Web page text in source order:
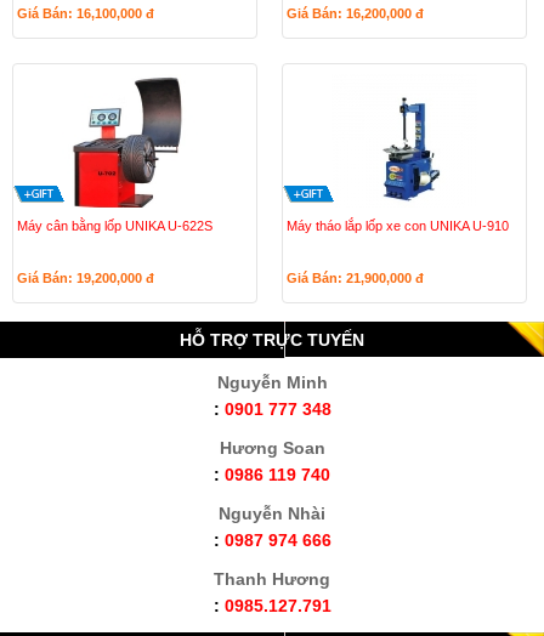
Giá Bán: 16,100,000 đ Giá Bán: 16,200,000 đ
Máy cân bằng lốp UNIKA U-622S
Giá Bán: 19,200,000 đ
Máy tháo lắp lốp xe con UNIKA U-910
Giá Bán: 21,900,000 đ
HỖ TRỢ TRỰC TUYẾN
Nguyễn Minh
: 0901 777 348
Hương Soan
: 0986 119 740
Nguyễn Nhài
: 0987 974 666
Thanh Hương
: 0985.127.791